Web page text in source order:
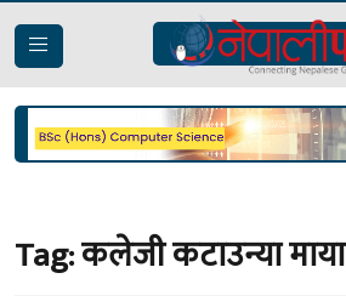
Tag:कलेजी कटाउन्या माया